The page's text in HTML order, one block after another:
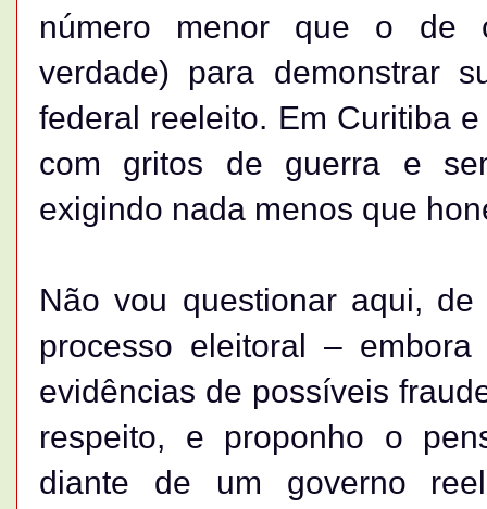
número menor que o de
verdade) para demonstrar
federal reeleito. Em Curitiba
com gritos de guerra e
exigindo nada menos que
Não vou questionar aqui,
processo eleitoral –
evidências de possíveis
respeito, e proponho o
diante de um governo